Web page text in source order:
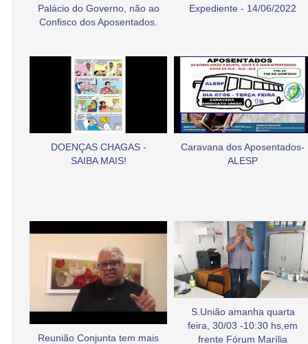
Palácio do Governo, não ao
Confisco dos Aposentados.
Expediente - 14/06/2022
DOENÇAS CHAGAS -
SAIBA MAIS!
Caravana dos Aposentados-
ALESP
Reunião Conjunta tem mais
S.União amanha quarta
feira, 30/03 -10:30 hs,em
frente Fórum Marília